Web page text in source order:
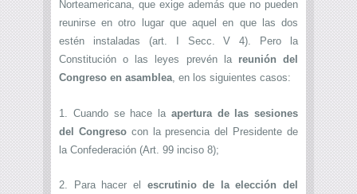
Norteamericana, que exige además que no pueden
reunirse en otro lugar que aquel en que las dos
estén instaladas (art. I Secc. V 4). Pero la
Constitución o las leyes prevén la reunión del
Congreso en asamblea, en los siguientes casos:
1. Cuando se hace la apertura de las sesiones
del Congresocon la presencia del Presidente de
la Confederación (Art. 99 inciso 8);
2. Para hacer el escrutinio de la elección del